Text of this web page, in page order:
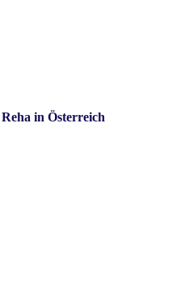
in Österreich